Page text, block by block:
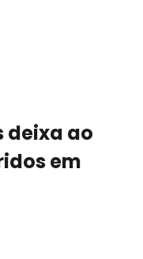
deixa ao
em